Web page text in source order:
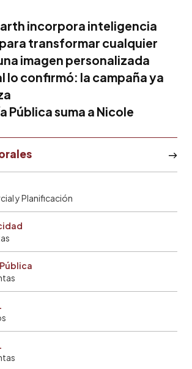
incorpora inteligencia
transformar cualquier
imagen personalizada
lo confirmó: la campaña ya
Pública suma a Nicole
y Planificación